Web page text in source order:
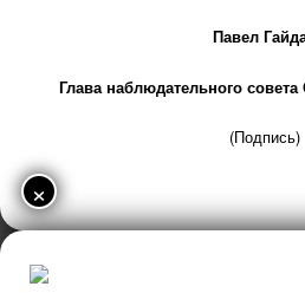
Павел
Глава наблюдательного
(Подпись)
×